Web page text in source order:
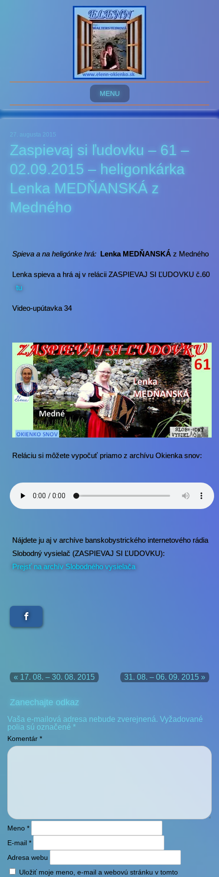
MENU
27. augusta 2015
Zaspievaj si ľudovku – 61 –
02.09.2015 – heligonkárka
Lenka MEDŇANSKÁ z
Medného
Spieva a na heligónke hrá: Lenka MEDŇANSKÁ z Medného
Lenka spieva a hrá aj v relácii ZASPIEVAJ SI ĽUDOVKU č.60
tu
Video-upútavka 34
Reláciu si môžete vypočuť priamo z archívu Okienka snov:
Nájdete ju aj v archíve banskobystrického internetového rádia
Slobodný vysielač (ZASPIEVAJ SI ĽUDOVKU):
Prejsť na archív Slobodného vysielača
« 17. 08. – 30. 08. 2015 31. 08. – 06. 09. 2015 »
Zanechajte odkaz
Vaša e-mailová adresa nebude zverejnená. Vyžadované
polia sú označené *
Komentár *
Meno *
E-mail *
Adresa webu
Uložiť moje meno, e-mail a webovú stránku v tomto